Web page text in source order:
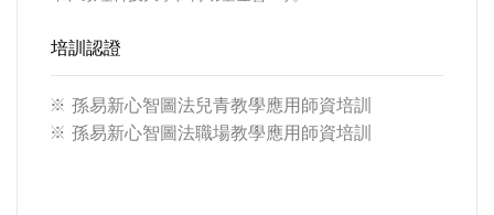
培訓認證
孫易新心智圖法兒青教學應用師資培訓
孫易新心智圖法職場教學應用師資培訓